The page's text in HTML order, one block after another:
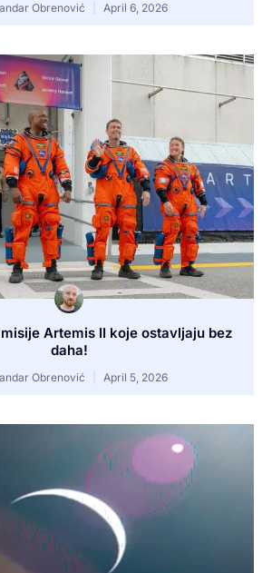
Obrenović April 6, 2026
Artemis II koje ostavljaju bez
daha!
Obrenović April 5, 2026